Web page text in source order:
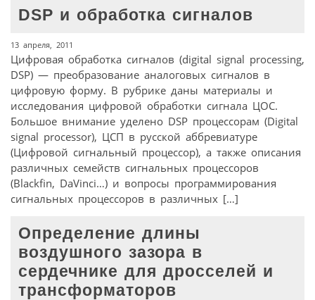
DSP и обработка сигналов
13 апреля, 2011
Цифровая обработка сигналов (digital signal processing,
DSP) — преобразование аналоговых сигналов в
цифровую форму. В рубрике даны материалы и
исследования цифровой обработки сигнала ЦОС.
Большое внимание уделено DSP процессорам (Digital
signal processor), ЦСП в русской аббревиатуре
(Цифровой сигнальный процессор), а также описания
различных семейств сигнальных процессоров
(Blackfin, DaVinci…) и вопросы программирования
сигнальных процессоров в различных […]
Определение длины
воздушного зазора в
сердечнике для дросселей и
трансформаторов